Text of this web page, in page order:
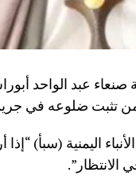
صنعاء عبد الواحد
تثبت ضلوعه في
اليمنية (سبأ)
الانتظار”.